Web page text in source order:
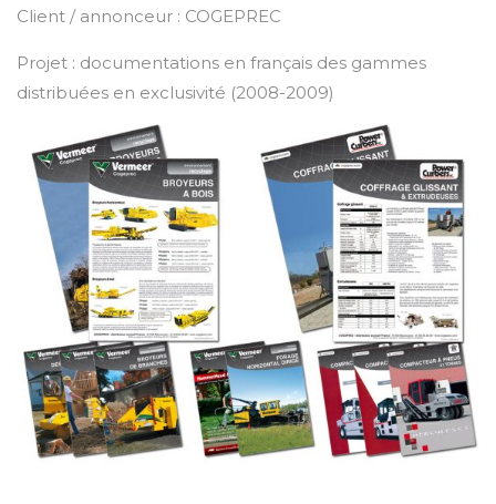
Client / annonceur : COGEPREC
Projet : documentations en français des gammes
distribuées en exclusivité (2008-2009)